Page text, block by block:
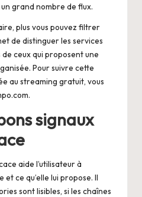
grand nombre de flux.
plus vous pouvez filtrer
de distinguer les services
ceux qui proposent une
Pour suivre cette
au streaming gratuit, vous
.
signaux
aide l’utilisateur à
ce qu’elle lui propose. Il
sont lisibles, si les chaînes